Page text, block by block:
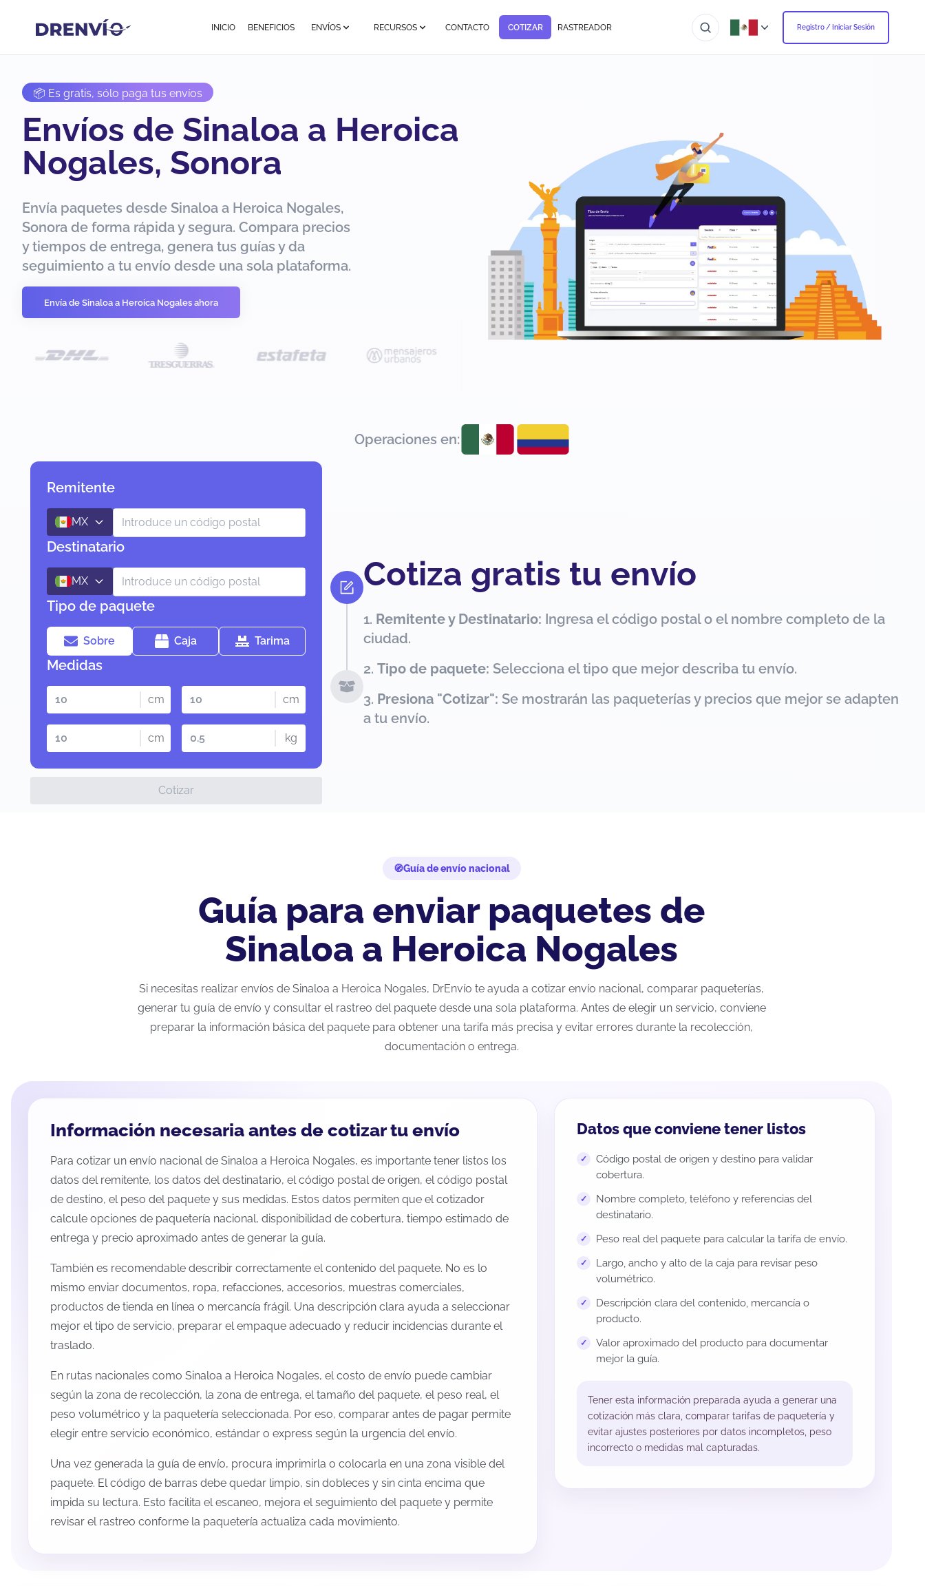
INICIO BENEFICIOS ENVÍOS RECURSOS CONTACTO COTIZAR RASTREADOR Registro / Iniciar Sesión
📦 Es gratis, sólo paga tus envíos
Envíos de Sinaloa a Heroica
Nogales, Sonora
Envía paquetes desde Sinaloa a Heroica Nogales,
Sonora de forma rápida y segura. Compara precios
y tiempos de entrega, genera tus guías y da
seguimiento a tu envío desde una sola plataforma.
Envía de Sinaloa a Heroica Nogales ahora
Operaciones en:
Remitente
MX
Destinatario
MX
Tipo de paquete
Sobre Caja Tarima
Medidas
cm cm
cm kg
Cotizar
Cotiza gratis tu envío
Remitente y Destinatario: Ingresa el código postal o el nombre completo de la
ciudad.
Tipo de paquete: Selecciona el tipo que mejor describa tu envío.
Presiona "Cotizar": Se mostrarán las paqueterías y precios que mejor se adapten
a tu envío.
Guía de envío nacional
Guía para enviar paquetes de
Sinaloa a Heroica Nogales
Si necesitas realizar envíos de Sinaloa a Heroica Nogales, DrEnvío te ayuda a cotizar envío nacional, comparar paqueterías,
generar tu guía de envío y consultar el rastreo del paquete desde una sola plataforma. Antes de elegir un servicio, conviene
preparar la información básica del paquete para obtener una tarifa más precisa y evitar errores durante la recolección,
documentación o entrega.
Información necesaria antes de cotizar tu envío
Para cotizar un envío nacional de Sinaloa a Heroica Nogales, es importante tener listos los
datos del remitente, los datos del destinatario, el código postal de origen, el código postal
de destino, el peso del paquete y sus medidas. Estos datos permiten que el cotizador
calcule opciones de paquetería nacional, disponibilidad de cobertura, tiempo estimado de
entrega y precio aproximado antes de generar la guía.
También es recomendable describir correctamente el contenido del paquete. No es lo
mismo enviar documentos, ropa, refacciones, accesorios, muestras comerciales,
productos de tienda en línea o mercancía frágil. Una descripción clara ayuda a seleccionar
mejor el tipo de servicio, preparar el empaque adecuado y reducir incidencias durante el
traslado.
En rutas nacionales como Sinaloa a Heroica Nogales, el costo de envío puede cambiar
según la zona de recolección, la zona de entrega, el tamaño del paquete, el peso real, el
peso volumétrico y la paquetería seleccionada. Por eso, comparar antes de pagar permite
elegir entre servicio económico, estándar o express según la urgencia del envío.
Una vez generada la guía de envío, procura imprimirla o colocarla en una zona visible del
paquete. El código de barras debe quedar limpio, sin dobleces y sin cinta encima que
impida su lectura. Esto facilita el escaneo, mejora el seguimiento del paquete y permite
revisar el rastreo conforme la paquetería actualiza cada movimiento.
Datos que conviene tener listos
Código postal de origen y destino para validar
cobertura.
Nombre completo, teléfono y referencias del
destinatario.
Peso real del paquete para calcular la tarifa de envío.
Largo, ancho y alto de la caja para revisar peso
volumétrico.
Descripción clara del contenido, mercancía o
producto.
Valor aproximado del producto para documentar
mejor la guía.
Tener esta información preparada ayuda a generar una
cotización más clara, comparar tarifas de paquetería y
evitar ajustes posteriores por datos incompletos, peso
incorrecto o medidas mal capturadas.